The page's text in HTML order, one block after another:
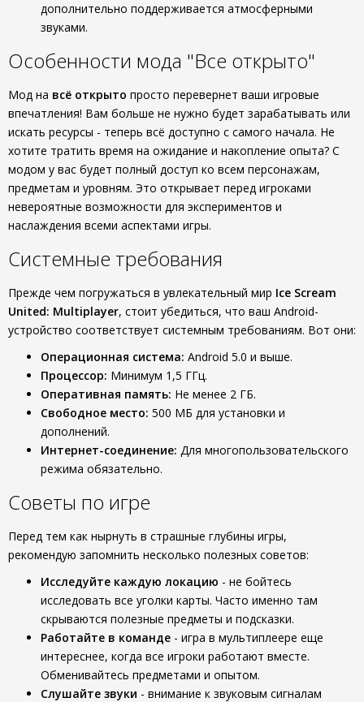
дополнительно поддерживается атмосферными
звуками.
Особенности мода "Все открыто"
Мод на всё открыто просто перевернет ваши игровые
впечатления! Вам больше не нужно будет зарабатывать или
искать ресурсы - теперь всё доступно с самого начала. Не
хотите тратить время на ожидание и накопление опыта? С
модом у вас будет полный доступ ко всем персонажам,
предметам и уровням. Это открывает перед игроками
невероятные возможности для экспериментов и
наслаждения всеми аспектами игры.
Системные требования
Прежде чем погружаться в увлекательный мир Ice Scream
United: Multiplayer, стоит убедиться, что ваш Android-
устройство соответствует системным требованиям. Вот они:
Операционная система: Android 5.0 и выше.
Процессор: Минимум 1,5 ГГц.
Оперативная память: Не менее 2 ГБ.
Свободное место: 500 МБ для установки и
дополнений.
Интернет-соединение: Для многопользовательского
режима обязательно.
Советы по игре
Перед тем как нырнуть в страшные глубины игры,
рекомендую запомнить несколько полезных советов:
Исследуйте каждую локацию - не бойтесь
исследовать все уголки карты. Часто именно там
скрываются полезные предметы и подсказки.
Работайте в команде - игра в мультиплеере еще
интереснее, когда все игроки работают вместе.
Обменивайтесь предметами и опытом.
Слушайте звуки - внимание к звуковым сигналам